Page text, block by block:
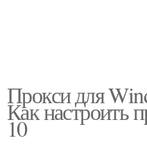
Прокси для
Как настроить
10